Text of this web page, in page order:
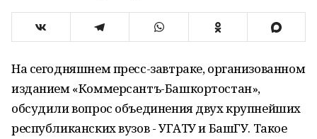
На сегодняшнем пресс-завтраке, организованном
изданием «Коммерсантъ-Башкортостан»,
обсудили вопрос объединения двух крупнейших
республиканских вузов - УГАТУ и БашГУ. Такое